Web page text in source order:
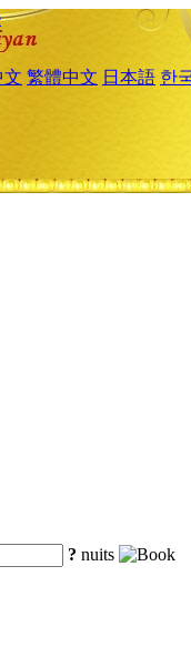
文 繁體中文 日本語 한
? nuits